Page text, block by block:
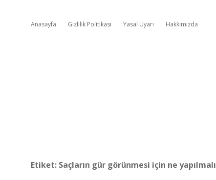
Anasayfa Gizlilik Politikası Yasal Uyarı Hakkımızda
Etiket: Saçların gür görünmesi için ne yapılmalı